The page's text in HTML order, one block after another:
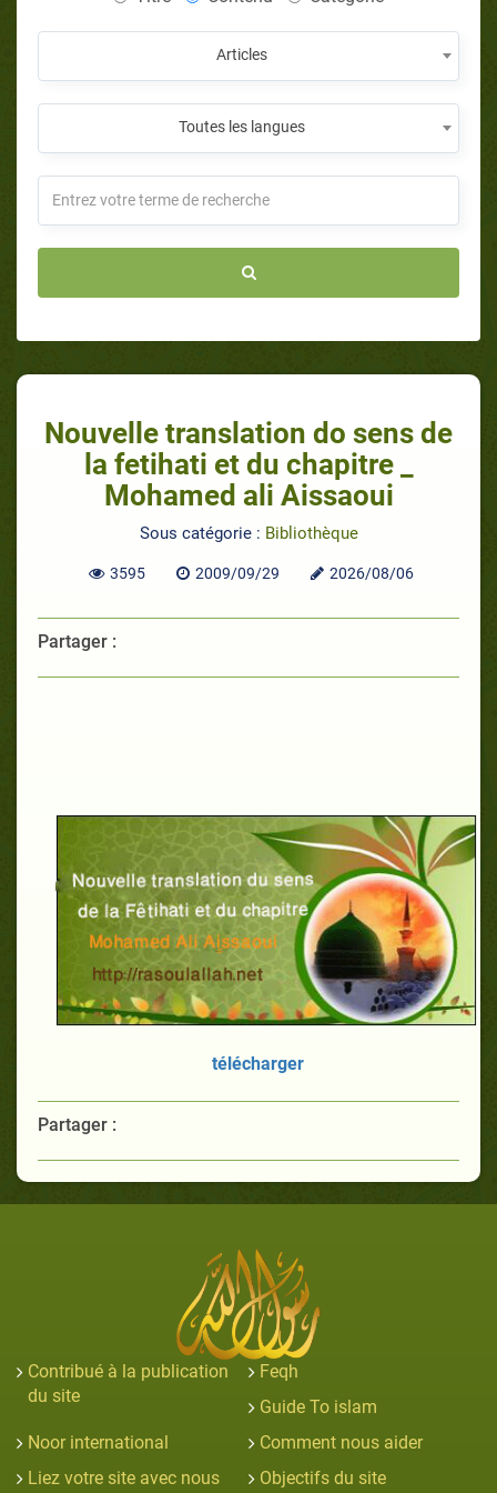
Articles
Toutes les langues
Nouvelle translation do sens de
la fetihati et du chapitre _
Mohamed ali Aissaoui
Sous catégorie : Bibliothèque
3595 2009/09/29 2026/08/06
Partager :
télécharger
Partager :
Contribué à la publication
du site
Feqh
Guide To islam
Noor international
Comment nous aider
Liez votre site avec nous
Objectifs du site